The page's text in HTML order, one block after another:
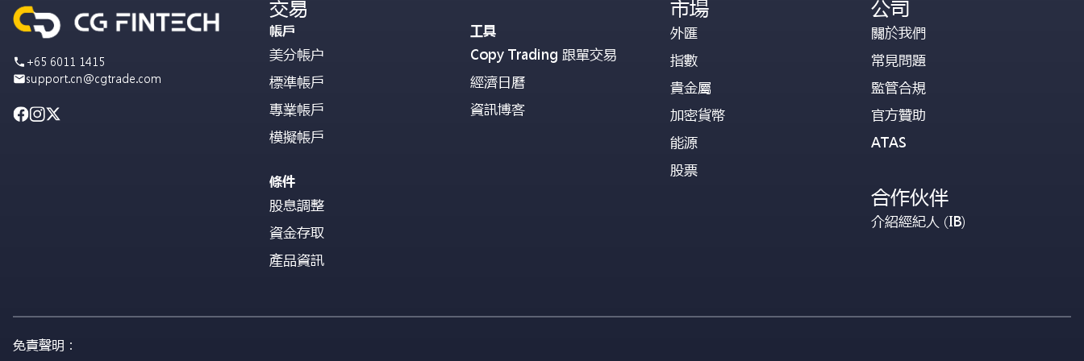
+65 6011 1415
support.cn@cgtrade.com
交易
帳戶
美分帳户
標準帳戶
專業帳戶
模擬帳戶
條件
股息調整
資金存取
產品資訊
工具
Copy Trading 跟單交易
經濟日曆
資訊博客
市場
外匯
指數
貴金屬
加密貨幣
能源
股票
公司
關於我們
常見問題
監管合規
官方贊助
ATAS
合作伙伴
介紹經紀人 (IB)
免責聲明：